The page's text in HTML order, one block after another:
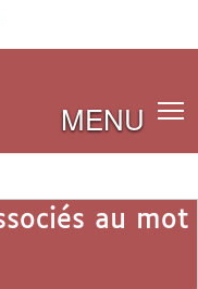
MENU
au mot